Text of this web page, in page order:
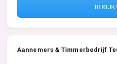
BEKIJK
Aannemers & Timmerbedrijf